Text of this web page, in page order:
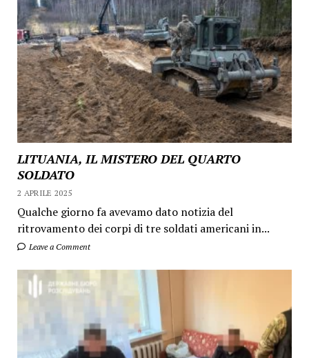
LITUANIA, IL MISTERO DEL QUARTO
SOLDATO
2 APRILE 2025
Qualche giorno fa avevamo dato notizia del
ritrovamento dei corpi di tre soldati americani in...
Leave a Comment